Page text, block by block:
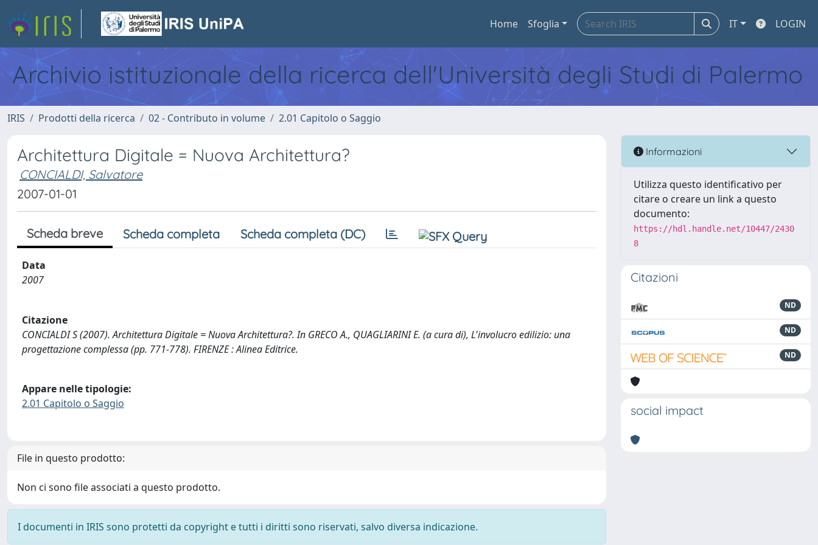
Home Sfoglia IT LOGIN
Archivio istituzionale della ricerca dell'Università degli Studi di Palermo
IRIS Prodotti della ricerca 02 - Contributo in volume 2.01 Capitolo o Saggio
Architettura Digitale = Nuova Architettura?
CONCIALDI, Salvatore
2007-01-01
Scheda breve Scheda completa Scheda completa (DC)
Data
2007
Citazione
CONCIALDI S (2007). Architettura Digitale = Nuova Architettura?. In GRECO A., QUAGLIARINI E. (a cura di), L'involucro edilizio: una
progettazione complessa (pp. 771-778). FIRENZE : Alinea Editrice.
Appare nelle tipologie:
2.01 Capitolo o Saggio
File in questo prodotto:
Non ci sono file associati a questo prodotto.
I documenti in IRIS sono protetti da copyright e tutti i diritti sono riservati, salvo diversa indicazione.
Informazioni
Utilizza questo identificativo per
citare o creare un link a questo
documento:
https://hdl.handle.net/10447/2430
8
Citazioni
ND
ND
ND
social impact